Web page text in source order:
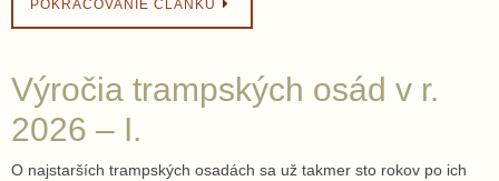
POKRAČOVANIE ČLÁNKU
Výročia trampských osád v r.
2026 – I.
O najstarších trampských osadách sa už takmer sto rokov po ich